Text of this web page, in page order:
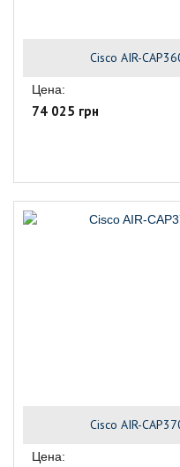
Cisco AIR-
Цена:
74 025 грн
Cisco AIR-
Цена: